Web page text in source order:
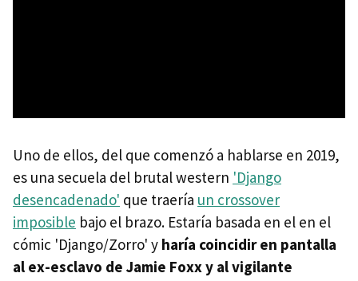
Uno de ellos, del que comenzó a hablarse en 2019,
es una secuela del brutal western 'Django
desencadenado' que traería un crossover
imposible bajo el brazo. Estaría basada en el en el
cómic 'Django/Zorro' y haría coincidir en pantalla
al ex-esclavo de Jamie Foxx y al vigilante